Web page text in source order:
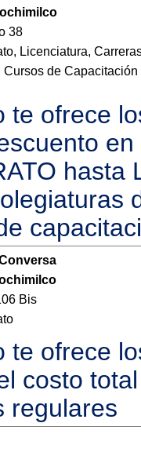
38
Licenciatura,
Cursos de Capacitación
te ofrece
hasta
Bis
te ofrece
costo
regulares